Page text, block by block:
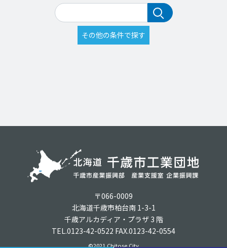
〒066-0009
北海道千歳市柏台南 1-3-1
千歳アルカディア・プラザ 3 階
TEL.0123-42-0522 FAX.0123-42-0554
©2021 Chitose City